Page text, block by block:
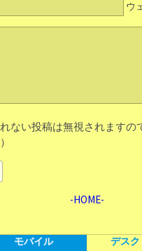
ウ
ない投稿は無視されますの
-HOME-
モバイル デス